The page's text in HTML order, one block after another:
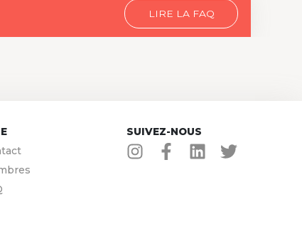
LIRE LA FAQ
SUIVEZ-NOUS